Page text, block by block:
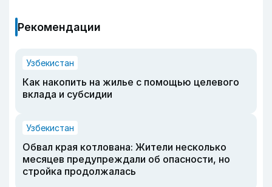
Рекомендации
Узбекистан
Как накопить на жилье с помощью целевого
вклада и субсидии
Узбекистан
Обвал края котлована: Жители несколько
месяцев предупреждали об опасности, но
стройка продолжалась